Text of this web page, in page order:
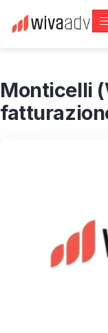
Monticelli